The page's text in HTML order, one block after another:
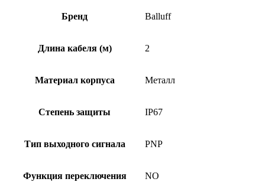
Бренд Balluff
Длина кабеля (м) 2
Материал корпуса Металл
Степень защиты IP67
Тип выходного сигнала PNP
Функция переключения NO